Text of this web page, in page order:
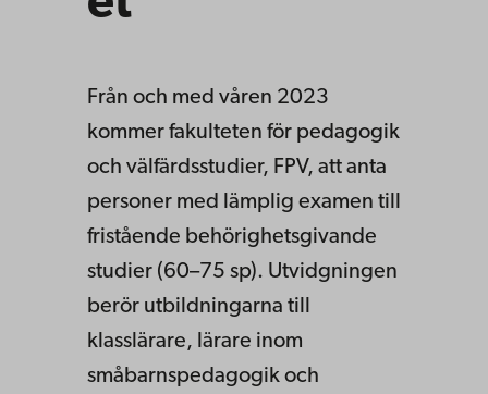
Från och med våren 2023
kommer fakulteten för pedagogik
och välfärdsstudier, FPV, att anta
personer med lämplig examen till
fristående behörighetsgivande
studier (60–75 sp). Utvidgningen
berör utbildningarna till
klasslärare, lärare inom
småbarnspedagogik och